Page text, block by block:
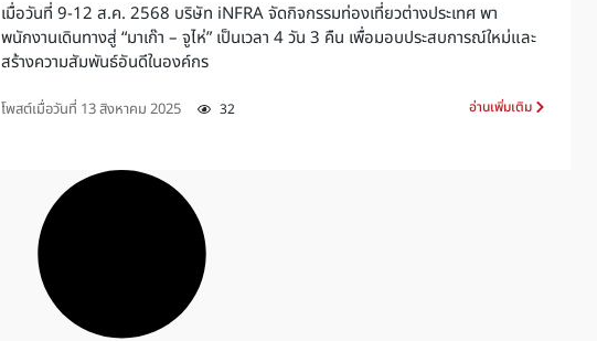
เมื่อวันที่ 9-12 ส.ค. 2568 บริษัท iNFRA จัดกิจกรรมท่องเที่ยวต่างประเทศ พา
พนักงานเดินทางสู่ “มาเก๊า – จูไห่” เป็นเวลา 4 วัน 3 คืน เพื่อมอบประสบการณ์ใหม่และ
สร้างความสัมพันธ์อันดีในองค์กร
โพสต์เมื่อวันที่ 13 สิงหาคม 2025 32 อ่านเพิ่มเติม